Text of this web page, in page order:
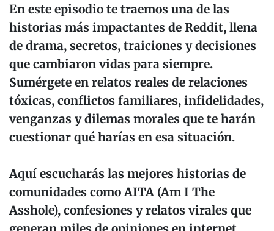
En este episodio te traemos una de las
historias más impactantes de Reddit, llena
de drama, secretos, traiciones y decisiones
que cambiaron vidas para siempre.
Sumérgete en relatos reales de relaciones
tóxicas, conflictos familiares, infidelidades,
venganzas y dilemas morales que te harán
cuestionar qué harías en esa situación.
Aquí escucharás las mejores historias de
comunidades como AITA (Am I The
Asshole), confesiones y relatos virales que